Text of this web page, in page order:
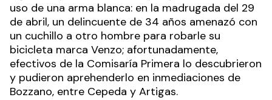
uso de una arma blanca: en la madrugada del 29
de abril, un delincuente de 34 años amenazó con
un cuchillo a otro hombre para robarle su
bicicleta marca Venzo; afortunadamente,
efectivos de la Comisaría Primera lo descubrieron
y pudieron aprehenderlo en inmediaciones de
Bozzano, entre Cepeda y Artigas.